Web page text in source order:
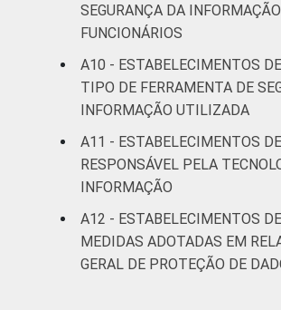
SEGURANÇA DA
FUNCIONÁRIOS
A10 - ESTABELECIMENTOS
TIPO DE FERRAMENTA DE
INFORMAÇÃO UTILIZADA
A11 - ESTABELECIMENTOS
RESPONSÁVEL PELA
INFORMAÇÃO
A12 - ESTABELECIMENTOS
MEDIDAS ADOTADAS EM
GERAL DE PROTEÇÃO DE